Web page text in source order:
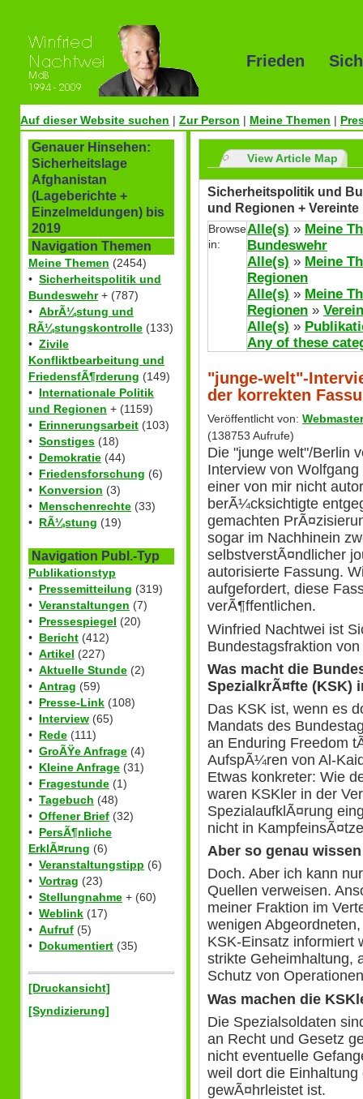
Frieden
Auf dieser Website suchen | Zur Person | Meine Themen |
Genauer Hinsehen:
Sicherheitslage
Afghanistan
(Lageberichte +
Einzelmeldungen) bis
2019
Navigation Themen
Meine Themen (2454)
• Sicherheitspolitik und
Bundeswehr+ (787)
• AbrÃ¼stung und
RÃ¼stungskontrolle (133)
• Zivile
Konfliktbearbeitung und
FriedensfÃ¶rderung (149)
• Internationale Politik
und Regionen + (1159)
• Erinnerungsarbeit (103)
• Sonstiges (18)
• Demokratie (44)
• Friedensforschung (6)
• Konversion (3)
• Menschenrechte (33)
• RÃ¼stung (19)
Navigation Publ.-Typ
Publikationstyp
• Pressemitteilung (319)
• Veranstaltungen (7)
• Pressespiegel (20)
• Bericht (412)
• Artikel (227)
• Aktuelle Stunde (2)
• Antrag (59)
• Presse-Link (108)
• Interview (65)
• Rede (111)
• GroÃŸe Anfrage (4)
• Kleine Anfrage (31)
• Fragestunde (1)
• Tagebuch (48)
• Offener Brief (32)
• PersÃ¶nliche
ErklÃ¤rung (6)
• Veranstaltungstipp (6)
• Vortrag (23)
• Stellungnahme + (60)
• Weblink (17)
• Aufruf (5)
• Dokumentiert (35)
[Druckansicht]
[Syndizierung]
View Article Map
Sicherheitspolitik und
und Regionen +
Browse
in:
Alle(s) » Meine
Bundeswehr
Alle(s) » Meine
Regionen
Alle(s) » Meine
Regionen »
Alle(s) »
Any of these
"junge-welt"-
der korrekten
Veröffentlicht von: Webmaster
(138753 Aufrufe)
Die "junge welt"/Berlin
Interview von
einer von mir nicht
berÃ¼cksichtigte
gemachten
sogar im Nachhinein
selbstverstÃ¤ndlicher
autorisierte Fassung.
aufgefordert, diese
verÃ¶ffentlichen.
Winfried Nachtwei ist
Bundestagsfraktion
Was macht die
SpezialkrÃ¤fte (KSK)
Das KSK ist, wenn es
Mandats des
an Enduring Freedom
AufspÃ¼ren von Al-
Etwas konkreter: Wie
waren KSKler in der
SpezialaufklÃ¤rung
nicht in
Aber so genau
Doch. Aber ich kann
Quellen verweisen.
meiner Fraktion im
wenigen
KSK-Einsatz informiert
strikte Geheimhaltung,
Schutz von
Was machen die
Die Spezialsoldaten
an Recht und Gesetz
nicht eventuelle
weil dort die
gewÃ¤hrleistet ist.